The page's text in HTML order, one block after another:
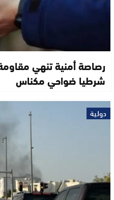
رصاصة أمنية تنهي
شرطيا ضواحي مكناس
دولية